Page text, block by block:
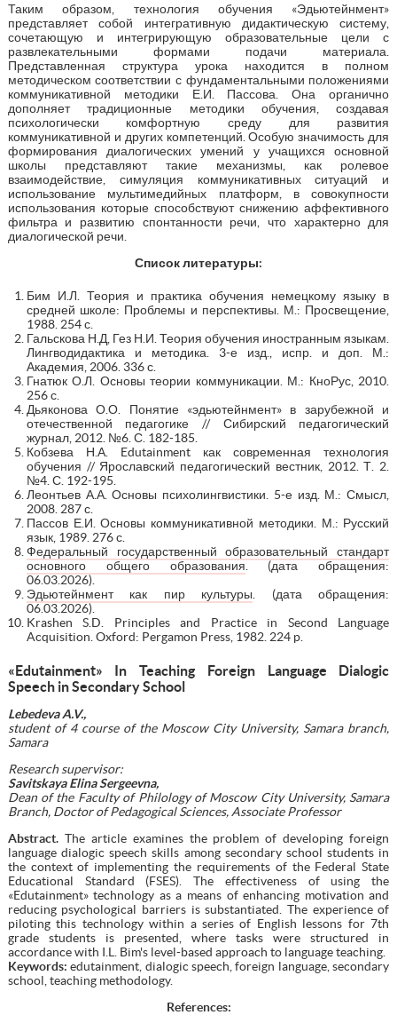
Таким образом, технология обучения «Эдьютейнмент»
представляет собой интегративную дидактическую систему,
сочетающую и интегрирующую образовательные цели с
развлекательными формами подачи материала.
Представленная структура урока находится в полном
методическом соответствии с фундаментальными положениями
коммуникативной методики Е.И. Пассова. Она органично
дополняет традиционные методики обучения, создавая
психологически комфортную среду для развития
коммуникативной и других компетенций. Особую значимость для
формирования диалогических умений у учащихся основной
школы представляют такие механизмы, как ролевое
взаимодействие, симуляция коммуникативных ситуаций и
использование мультимедийных платформ, в совокупности
использования которые способствуют снижению аффективного
фильтра и развитию спонтанности речи, что характерно для
диалогической речи.
Список литературы:
Бим И.Л. Теория и практика обучения немецкому языку в
средней школе: Проблемы и перспективы. М.: Просвещение,
1988. 254 с.
Гальскова Н.Д, Гез Н.И. Теория обучения иностранным языкам.
Лингводидактика и методика. 3-е изд., испр. и доп. М.:
Академия, 2006. 336 с.
Гнатюк О.Л. Основы теории коммуникации. М.: КноРус, 2010.
256 с.
Дьяконова О.О. Понятие «эдьютейнмент» в зарубежной и
отечественной педагогике // Сибирский педагогический
журнал, 2012. №6. С. 182-185.
Кобзева Н.А. Edutainment как современная технология
обучения // Ярославский педагогический вестник, 2012. Т. 2.
№4. С. 192-195.
Леонтьев А.А. Основы психолингвистики. 5-е изд. М.: Смысл,
2008. 287 с.
Пассов Е.И. Основы коммуникативной методики. М.: Русский
язык, 1989. 276 с.
Федеральный государственный образовательный стандарт
основного общего образования . (дата обращения:
06.03.2026).
Эдьютейнмент как пир культуры . (дата обращения:
06.03.2026).
Krashen S.D. Principles and Practice in Second Language
Acquisition. Oxford: Pergamon Press, 1982. 224 p.
«Edutainment» In Teaching Foreign Language Dialogic
Speech in Secondary School
Lebedeva A.V.,
student of 4 course of the Moscow City University, Samara branch,
Samara
Research supervisor:
Savitskaya Elina Sergeevna,
Dean of the Faculty of Philology of Moscow City University, Samara
Branch, Doctor of Pedagogical Sciences, Associate Professor
Abstract.The article examines the problem of developing foreign
language dialogic speech skills among secondary school students in
the context of implementing the requirements of the Federal State
Educational Standard (FSES). The effectiveness of using the
«Edutainment» technology as a means of enhancing motivation and
reducing psychological barriers is substantiated. The experience of
piloting this technology within a series of English lessons for 7th
grade students is presented, where tasks were structured in
accordance with I.L. Bim's level-based approach to language teaching.
Keywords: edutainment, dialogic speech, foreign language, secondary
school, teaching methodology.
References: